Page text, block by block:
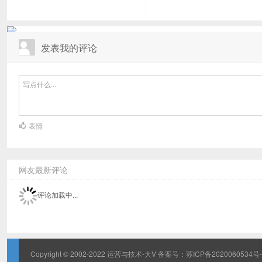
发表我的评论
表情
网友最新评论
评论加载中...
Copyright © 2002-2022 运营与技术-大V 备案号： 苏ICP备2020060534号